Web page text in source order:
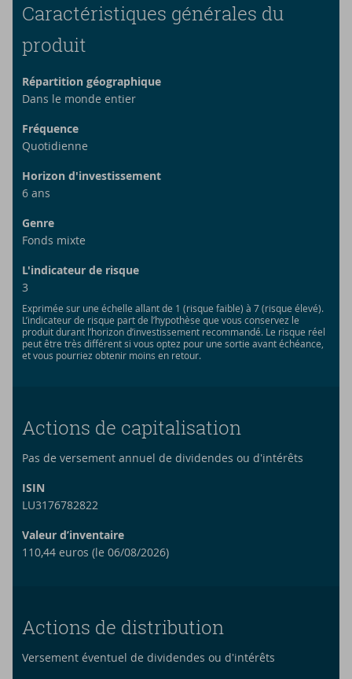
Caractéristiques générales du
produit
Répartition géographique
Dans le monde entier
Fréquence
Quotidienne
Horizon d'investissement
6 ans
Genre
Fonds mixte
L'indicateur de risque
3
Exprimée sur une échelle allant de 1 (risque faible) à 7 (risque élevé).
L’indicateur de risque part de l’hypothèse que vous conservez le
produit durant l’horizon d’investissement recommandé. Le risque réel
peut être très différent si vous optez pour une sortie avant échéance,
et vous pourriez obtenir moins en retour.
Actions de capitalisation
Pas de versement annuel de dividendes ou d'intérêts
ISIN
LU3176782822
Valeur d’inventaire
110,44 euros (le 06/08/2026)
Actions de distribution
Versement éventuel de dividendes ou d'intérêts